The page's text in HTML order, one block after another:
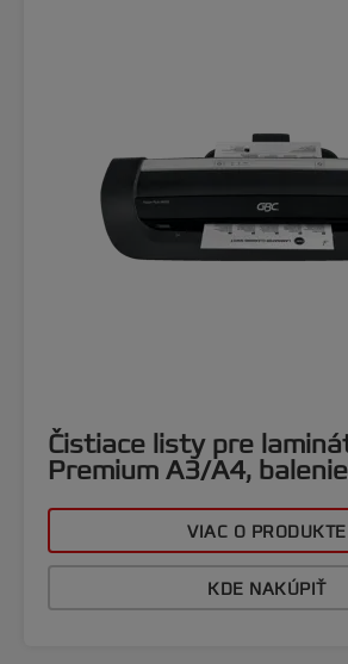
Čistiace listy pre
Premium A3/A4,
VIAC O PRODUKTE
KDE NAKÚPIŤ